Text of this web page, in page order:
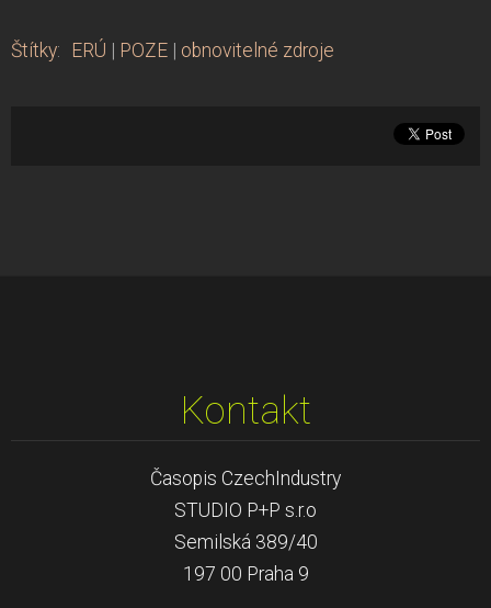
Štítky: ERÚ | POZE | obnovitelné zdroje
Kontakt
Časopis CzechIndustry
STUDIO P+P s.r.o
Semilská 389/40
197 00 Praha 9